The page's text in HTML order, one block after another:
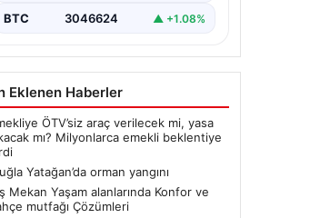
BTC 3046624 ▲ +1.08%
Eklenen Haberler
ÖTV’siz araç verilecek mi, yasa
mı? Milyonlarca emekli beklentiye
Yatağan’da orman yangını
Mekan Yaşam alanlarında Konfor ve
mutfağı Çözümleri